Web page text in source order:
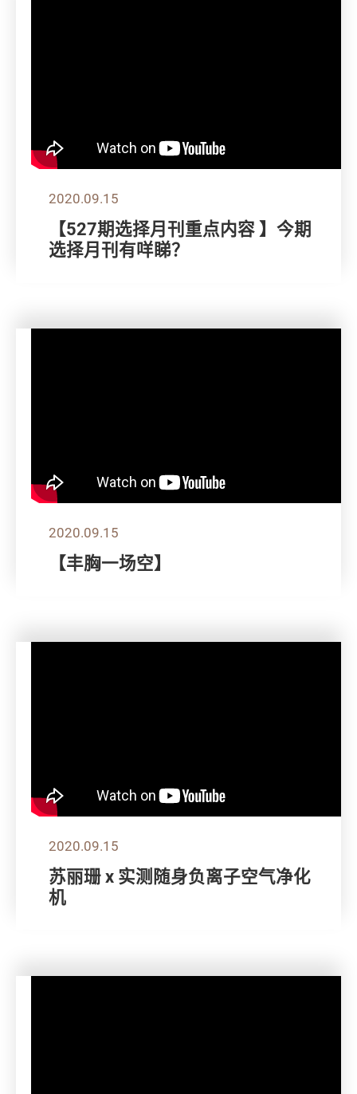
2020.09.15
【527期选择月刊重点内容 】今期
选择月刊有咩睇？
2020.09.15
【丰胸一场空】
2020.09.15
苏丽珊 x 实测随身负离子空气净化
机